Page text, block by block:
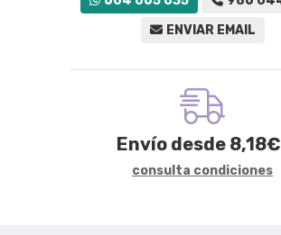
ENVIAR EMAIL
Envío desde 8,18€
consulta condiciones